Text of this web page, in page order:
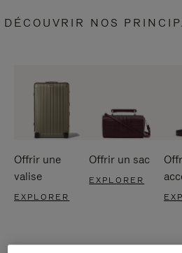
DÉCOUVRIR NOS
Offrir une
valise
EXPLORER
Offrir un sac
EXPLORER